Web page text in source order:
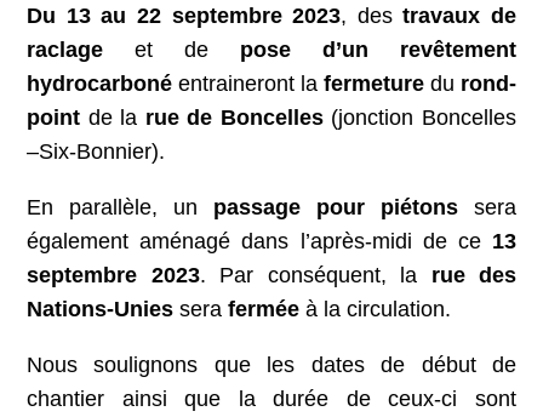
Du 13 au 22 septembre 2023, destravaux de
raclage et de pose d’un revêtement
hydrocarboné entraineront la fermeture du rond-
point de la rue de Boncelles(jonction Boncelles
–Six-Bonnier).
En parallèle, un passage pour piétons sera
également aménagé dans l’après-midi de ce 13
septembre 2023. Par conséquent, la rue des
Nations-Unies sera fermée à la circulation.
Nous soulignons que les dates de début de
chantier ainsi que la durée de ceux-ci sont